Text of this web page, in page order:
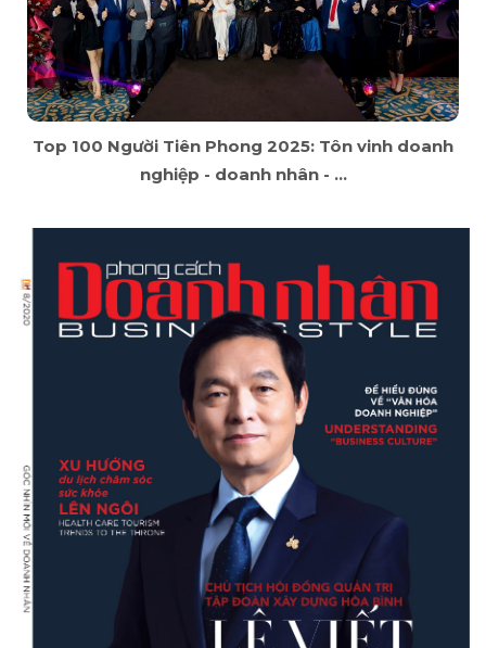
Top 100 Người Tiên Phong 2025: Tôn vinh doanh
nghiệp - doanh nhân - ...